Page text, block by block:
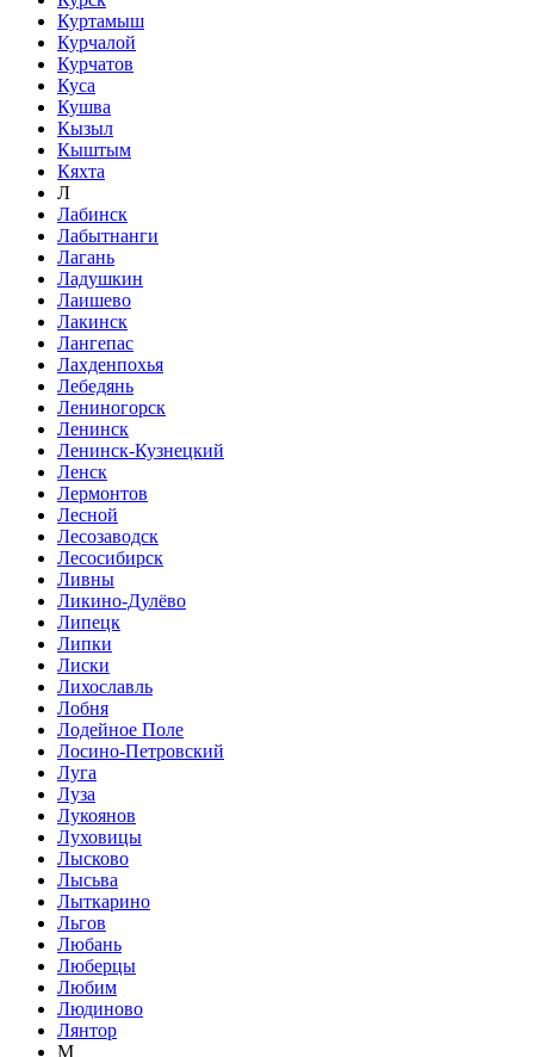
Куртамыш
Курчалой
Курчатов
Куса
Кушва
Кызыл
Кыштым
Кяхта
Л
Лабинск
Лабытнанги
Лагань
Ладушкин
Лаишево
Лакинск
Лангепас
Лахденпохья
Лебедянь
Лениногорск
Ленинск
Ленинск-Кузнецкий
Ленск
Лермонтов
Лесной
Лесозаводск
Лесосибирск
Ливны
Ликино-Дулёво
Липецк
Липки
Лиски
Лихославль
Лобня
Лодейное Поле
Лосино-Петровский
Луга
Луза
Лукоянов
Луховицы
Лысково
Лысьва
Лыткарино
Льгов
Любань
Люберцы
Любим
Людиново
Лянтор
М